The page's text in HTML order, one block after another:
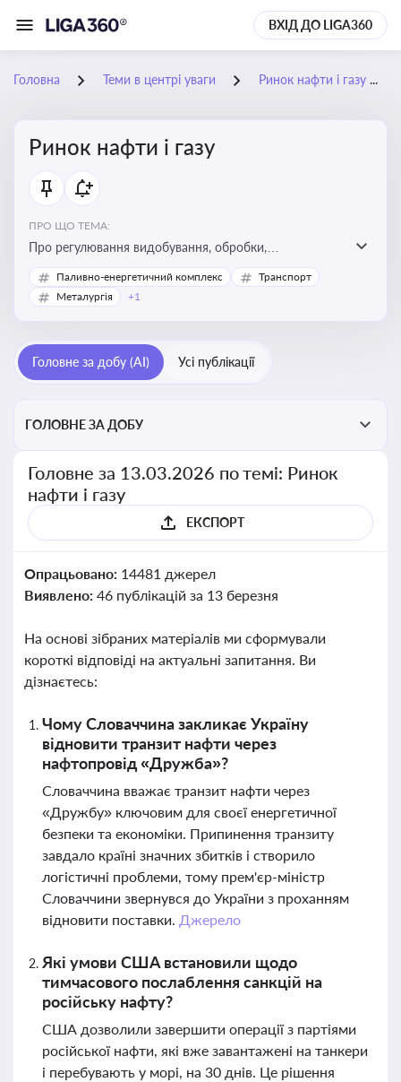
ВХІД ДО LIGA360
Головна Теми в центрі уваги Ринок нафти і газу
Ринок нафти і газу
ПРО ЩО ТЕМА:
Про регулювання видобування, обробки,
транспортування та реалізації нафти й природного
газу, що критично важливо для енергетичної безпеки,
Паливно-енергетичний комплекс
Транспорт
Металургія
+1
Головне за добу (AI) Усі публікації
ГОЛОВНЕ ЗА ДОБУ
Головне за 13.03.2026 по темі: Ринок
нафти і газу
ЕКСПОРТ
Опрацьовано: 14481 джерел
Виявлено: 46 публікацій за 13 березня
На основі зібраних матеріалів ми сформували
короткі відповіді на актуальні запитання. Ви
дізнаєтесь:
Чому Словаччина закликає Україну
відновити транзит нафти через
нафтопровід «Дружба»?
Словаччина вважає транзит нафти через
«Дружбу» ключовим для своєї енергетичної
безпеки та економіки. Припинення транзиту
завдало країні значних збитків і створило
логістичні проблеми, тому прем'єр-міністр
Словаччини звернувся до України з проханням
відновити поставки. Джерело
Які умови США встановили щодо
тимчасового послаблення санкцій на
російську нафту?
США дозволили завершити операції з партіями
російської нафти, які вже завантажені на танкери
і перебувають у морі, на 30 днів. Це рішення